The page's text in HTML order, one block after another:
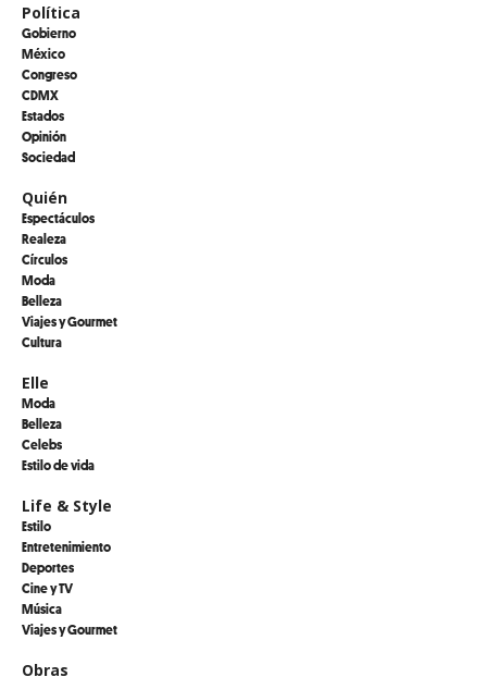
Política
Gobierno
México
Congreso
CDMX
Estados
Opinión
Sociedad
Quién
Espectáculos
Realeza
Círculos
Moda
Belleza
Viajes y Gourmet
Cultura
Elle
Moda
Belleza
Celebs
Estilo de vida
Life & Style
Estilo
Entretenimiento
Deportes
Cine y TV
Música
Viajes y Gourmet
Obras